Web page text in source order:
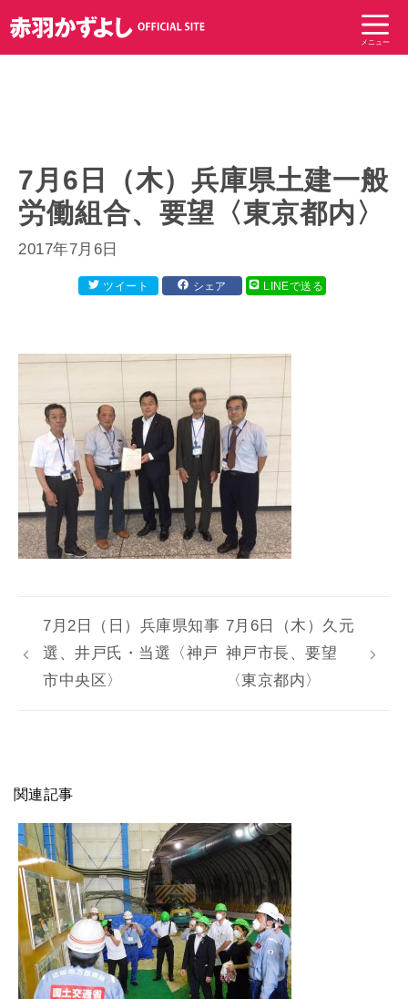
ン
テ
メニュー
7月6日（木）兵庫県土建一般
労働組合、要望〈東京都内〉
2017年7月6日
ツイート シェア LINEで送る
7月2日（日）兵庫県知事
選、井戸氏・当選〈神戸
市中央区〉
7月6日（木）久元
神戸市長、要望
〈東京都内〉
関連記事